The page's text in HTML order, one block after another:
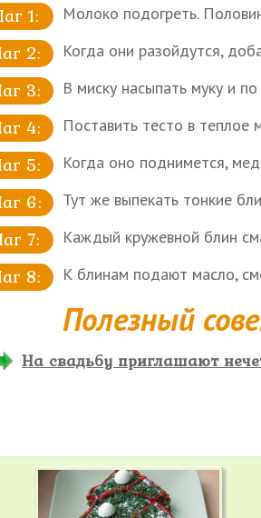
Молоко подогреть.
Когда они разойдутся,
В миску насыпать муку и
Поставить тесто в теплое
Когда оно поднимется,
Тут же выпекать тонкие
Каждый кружевной блин
К блинам подают масло,
Полезный
На свадьбу приглашают